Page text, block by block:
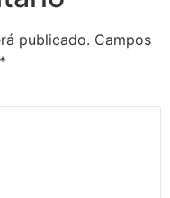
publicado. Campos
*